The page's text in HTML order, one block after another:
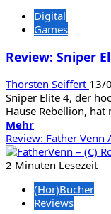
Elite
–
(PS5)
Digital
Games
Review: Sniper
Thorsten Seiffert 13/
Sniper Elite 4, der
Hause Rebellion, hat
MehrMehr
Informationen
über
Review:
Elite
4
Review: Father Venn
2 Minuten Lesezeit
(Hör)Bücher
Reviews